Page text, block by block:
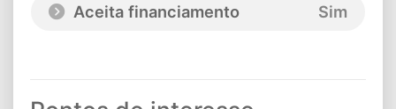
Aceita financiamento
Sim